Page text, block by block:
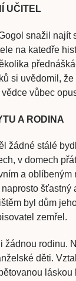
UČITEL
snažil najít
na katedře
si uvědomil, že
vůbec
A RODINA
žádné stálé
v domech
a oblíbeným
šťastný
byl dům
zemřel.
žádnou rodinu.
děti.
láskou